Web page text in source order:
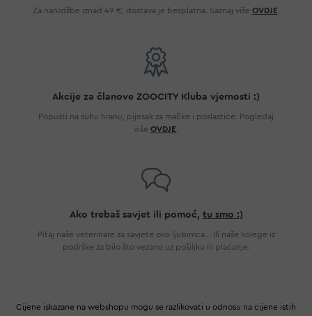
Za narudžbe iznad 49 €, dostava je besplatna. Saznaj više OVDJE
Akcije za članove ZOOCITY Kluba vjernosti :)
Popusti na suhu hranu, pijesak za mačke i poslastice. Pogledaj
više OVDJE
Ako trebaš savjet ili pomoć, tu smo :)
Pitaj naše veterinare za savjete oko ljubimca... Ili naše kolege iz
podrške za bilo što vezano uz pošiljku ili plaćanje.
Cijene iskazane na webshopu mogu se razlikovati u odnosu na cijene istih